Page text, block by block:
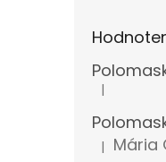
|
| Mária